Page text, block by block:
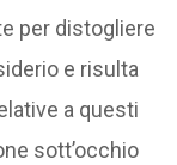
per distogliere
e risulta
a questi
sott’occhio